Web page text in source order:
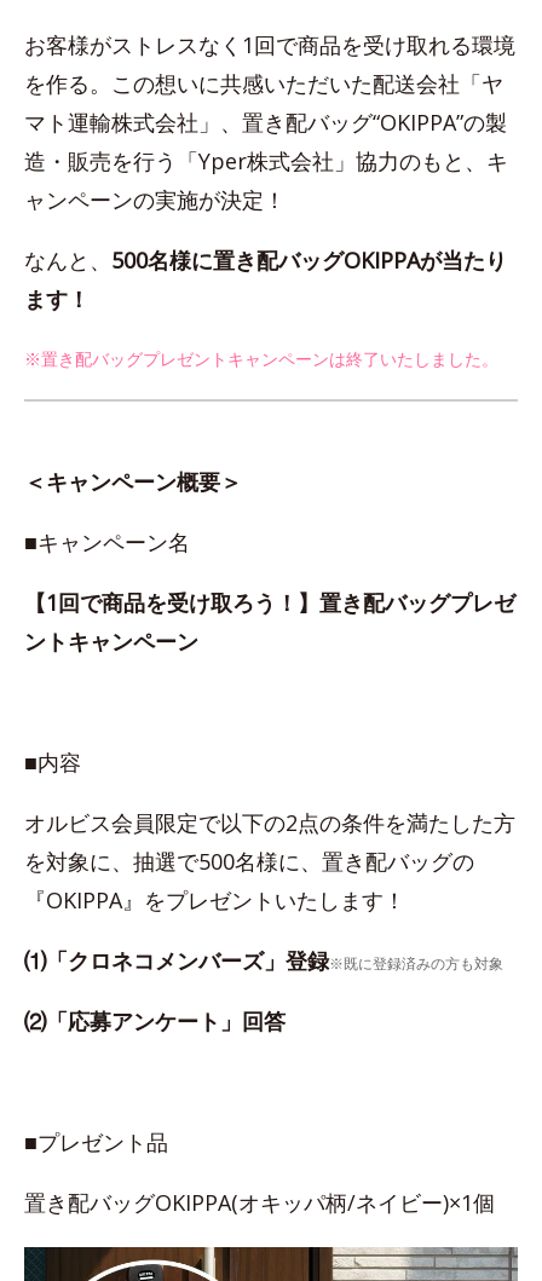
お客様がストレスなく1回で商品を受け取れる環境
を作る。この想いに共感いただいた配送会社「ヤ
マト運輸株式会社」、置き配バッグ“OKIPPA”の製
造・販売を行う「Yper株式会社」協力のもと、キ
ャンペーンの実施が決定！
なんと、 500名様に置き配バッグOKIPPAが当たり
ます！
※置き配バッグプレゼントキャンペーンは終了いたしました。
＜キャンペーン概要＞
■キャンペーン名
【1回で商品を受け取ろう！】置き配バッグプレゼ
ントキャンペーン
■内容
オルビス会員限定で以下の2点の条件を満たした方
を対象に、抽選で500名様に、置き配バッグの
『OKIPPA』をプレゼントいたします！
⑴「クロネコメンバーズ」登録※既に登録済みの方も対象
⑵「応募アンケート」回答
■プレゼント品
置き配バッグOKIPPA(オキッパ柄/ネイビー)×1個